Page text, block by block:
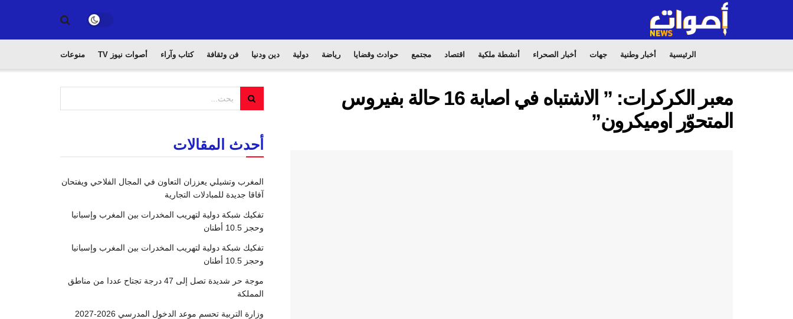
الرئيسية أخبار وطنية جهات أخبار الصحراء أنشطة ملكية اقتصاد مجتمع حوادث وقضايا رياضة دولية دين ودنيا فن وثقافة كتاب وآراء أصوات نيوز TV منوعات
معبر الكركرات: ” الاشتباه في اصابة 16 حالة بفيروس
المتحوّر اوميكرون”
أحدث المقالات
المغرب وتشيلي يعززان التعاون في المجال الفلاحي ويفتحان
آفاقا جديدة للمبادلات التجارية
تفكيك شبكة دولية لتهريب المخدرات بين المغرب وإسبانيا
وحجز 10.5 أطنان
تفكيك شبكة دولية لتهريب المخدرات بين المغرب وإسبانيا
وحجز 10.5 أطنان
موجة حر شديدة تصل إلى 47 درجة تجتاح عددا من مناطق
المملكة
وزارة التربية تحسم موعد الدخول المدرسي 2026-2027